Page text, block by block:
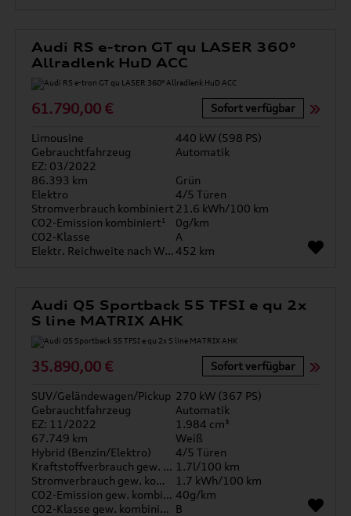
Audi RS e-tron GT qu LASER 360°
Allradlenk HuD ACC
61.790,00 € Sofort verfügbar
Limousine
440 kW (598 PS)
Gebrauchtfahrzeug
Automatik
EZ: 03/2022
86.393 km
Grün
Elektro
4/5 Türen
Stromverbrauch kombiniert21.6 kWh/100 km
CO2-Emission kombiniert¹
0g/km
CO2-Klasse
A
Elektr. Reichweite nach WLTP*452 km
Audi Q5 Sportback 55 TFSI e qu 2x
S line MATRIX AHK
35.890,00 € Sofort verfügbar
SUV/Geländewagen/Pickup 270 kW (367 PS)
Gebrauchtfahrzeug
Automatik
EZ: 11/2022
1.984 cm³
67.749 km
Weiß
Hybrid (Benzin/Elektro)
4/5 Türen
Kraftstoffverbrauch gew. kombiniert 1.7l/100 km
Stromverbrauch gew. kombiniert
1.7 kWh/100 km
CO2-Emission gew. kombiniert 40g/km
CO2-Klasse gew. kombiniert B